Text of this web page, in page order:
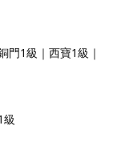
門1級｜西寶1級｜